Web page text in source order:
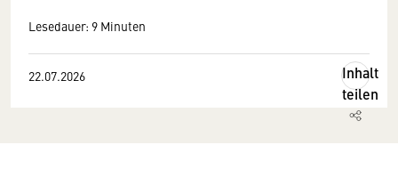
Lesedauer: 9 Minuten
22.07.2026
Inhalt
teilen